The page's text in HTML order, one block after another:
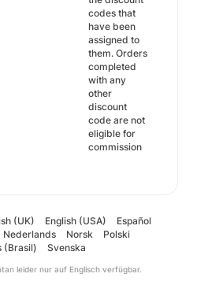
codes that
have been
assigned to
them. Orders
completed
with any
other
discount
code are not
eligible for
commission
(UK) English (USA)
Español
Nederlands Norsk
Polski
(Brasil)
Svenska
leider nur auf Englisch verfügbar.